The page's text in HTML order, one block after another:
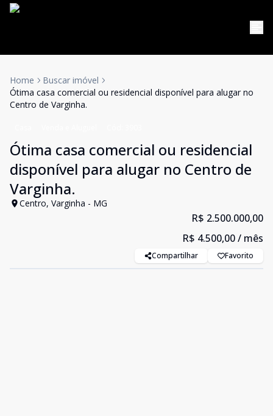
Home
Buscar imóvel
Ótima casa comercial ou residencial disponível para alugar no
Centro de Varginha.
Ótima casa comercial ou residencial
disponível para alugar no Centro de
Varginha.
Centro, Varginha - MG
R$ 2.500.000,00
R$ 4.500,00/ mês
Compartilhar Favorito